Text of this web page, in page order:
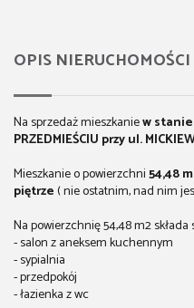
OPIS NIERUCHOMOŚCI
Na sprzedaż mieszkaniew
PRZEDMIEŚCIU przy ul.
Mieszkanie o powierzchni54,48
piętrze( nie ostatnim, nad nim
Na powierzchnię 54,48 m2 składa
- salon z aneksem kuchennym
- sypialnia
- przedpokój
- łazienka z wc